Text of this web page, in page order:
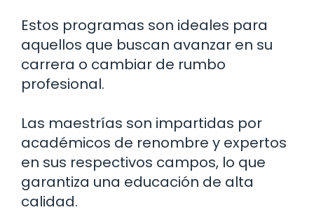
Estos programas son ideales para
aquellos que buscan avanzar en su
carrera o cambiar de rumbo
profesional.
Las maestrías son impartidas por
académicos de renombre y expertos
en sus respectivos campos, lo que
garantiza una educación de alta
calidad.